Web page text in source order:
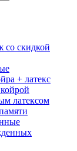
со скидкой
+ латекс
латексом